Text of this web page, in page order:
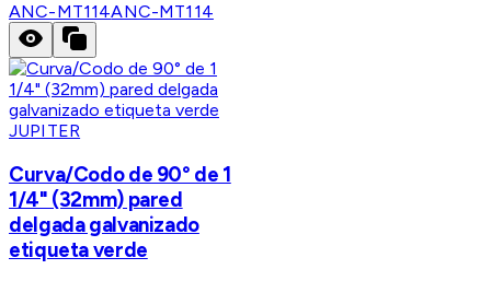
ANC-MT114ANC-MT114
JUPITER
Curva/Codo de 90° de 1
1/4" (32mm) pared
delgada galvanizado
etiqueta verde